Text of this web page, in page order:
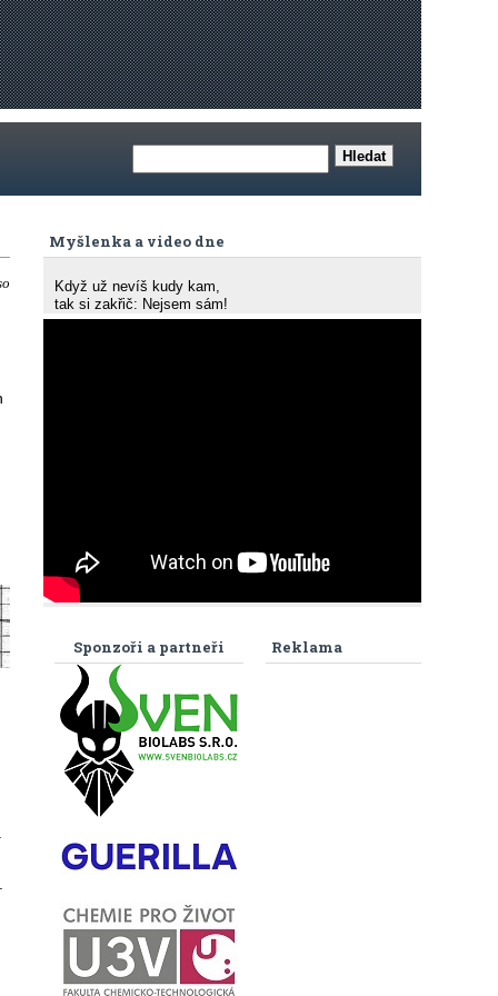
Myšlenka a video dne
Když už nevíš kudy kam,
tak si zakřič: Nejsem sám!
Reklama
Sponzoři a partneři